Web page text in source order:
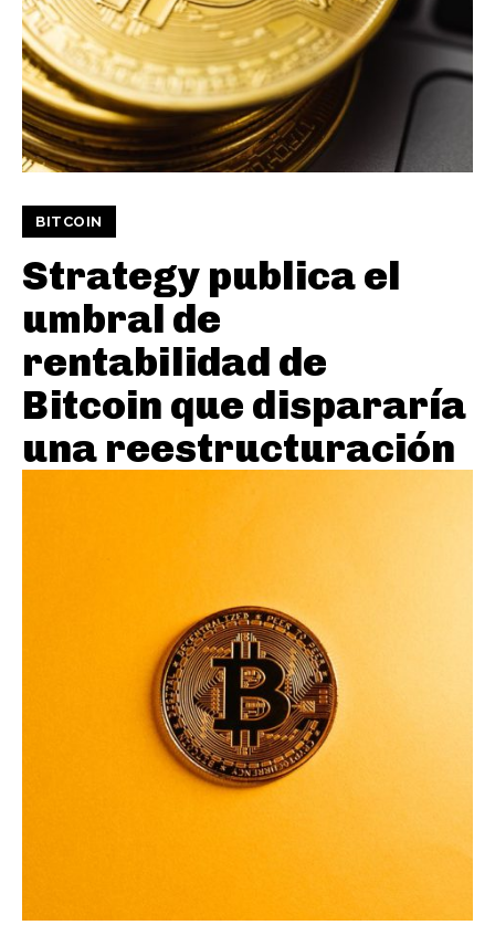
BITCOIN
Strategy publica el
umbral de
rentabilidad de
Bitcoin que dispararía
una reestructuración